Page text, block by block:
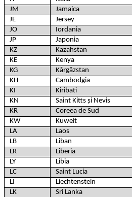
JM
Jamaica
JE
Jersey
JO
Iordania
JP
Japonia
KZ
Kazahstan
KE
Kenya
KG
Kârgâzstan
KH
Cambodgia
KI
Kiribati
KN
Saint Kitts și Nevis
KR
Coreea de Sud
KW
Kuweit
LA
Laos
LB
Liban
LR
Liberia
LY
Libia
LC
Saint Lucia
LI
Liechtenstein
LK
Sri Lanka